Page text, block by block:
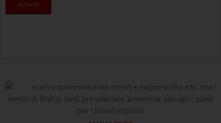
scarica quiinzona,trova servizi e negozi vicino a te, usa i
servizi di fidelity card, prenotazioni, preventivi, raccogli i punti
per i buoni acquisto